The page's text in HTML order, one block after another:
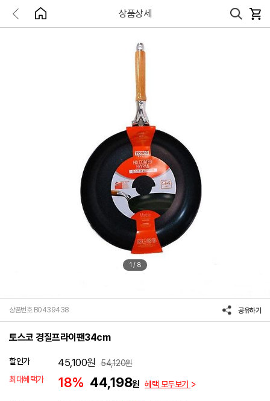
상품상세
1 / 8
상품번호 B0439438 공유하기
토스코 경질프라이팬34cm
할인가 45,100원 54,120원
최대혜택가
18% 44,198원 혜택 모두보기